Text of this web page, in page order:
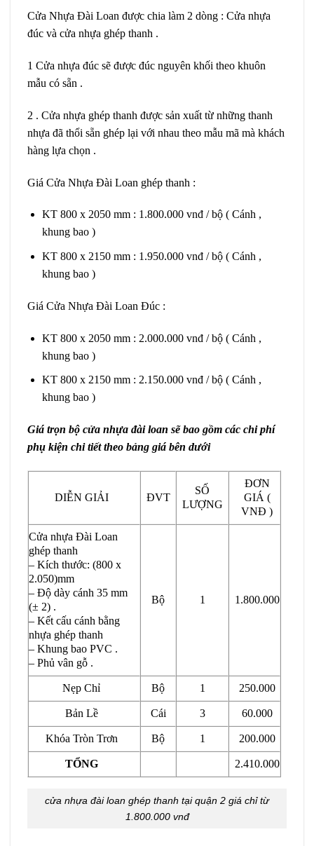
Cửa Nhựa Đài Loan được chia làm 2 dòng : Cửa nhựa
đúc và cửa nhựa ghép thanh .
1 Cửa nhựa đúc sẽ được đúc nguyên khối theo khuôn
mẫu có sẵn .
2 . Cửa nhựa ghép thanh được sản xuất từ những thanh
nhựa đã thổi sẵn ghép lại với nhau theo mẫu mã mà khách
hàng lựa chọn .
Giá Cửa Nhựa Đài Loan ghép thanh :
KT 800 x 2050 mm : 1.800.000 vnđ / bộ ( Cánh ,
khung bao )
KT 800 x 2150 mm : 1.950.000 vnđ / bộ ( Cánh ,
khung bao )
Giá Cửa Nhựa Đài Loan Đúc :
KT 800 x 2050 mm : 2.000.000 vnđ / bộ ( Cánh ,
khung bao )
KT 800 x 2150 mm : 2.150.000 vnđ / bộ ( Cánh ,
khung bao )
Giá trọn bộ cửa nhựa đài loan sẽ bao gồm các chi phí
phụ kiện chi tiết theo bảng giá bên dưới
DIỄN GIẢI ĐVT
SỐ
LƯỢNG
ĐƠN
GIÁ (
VNĐ )
Cửa nhựa Đài Loan
ghép thanh
– Kích thước: (800 x
2.050)mm
– Độ dày cánh 35 mm
(± 2) .
– Kết cấu cánh bằng
nhựa ghép thanh
– Khung bao PVC .
– Phủ vân gỗ .
Bộ 1 1.800.000
Nẹp Chỉ Bộ 1 250.000
Bản Lề Cái 3 60.000
Khóa Tròn Trơn Bộ 1 200.000
TỔNG 2.410.000
cửa nhựa đài loan ghép thanh tại quận 2 giá chỉ từ
1.800.000 vnđ